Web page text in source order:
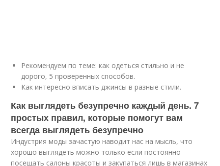
Рекомендуем по теме: как одеться стильно и не
дорого, 5 проверенных способов.
Как интересно вписать джинсы в разные стили.
Как выглядеть безупречно каждый день. 7
простых правил, которые помогут вам
всегда выглядеть безупречно
Индустрия моды зачастую наводит нас на мысль, что
хорошо выглядеть можно только если постоянно
посещать салоны красоты и закупаться лишь в магазинах